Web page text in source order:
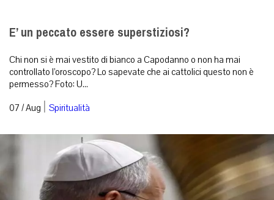
E’ un peccato essere superstiziosi?
Chi non si è mai vestito di bianco a Capodanno o non ha mai
controllato l’oroscopo? Lo sapevate che ai cattolici questo non è
permesso? Foto: U...
07 / Aug | Spiritualità